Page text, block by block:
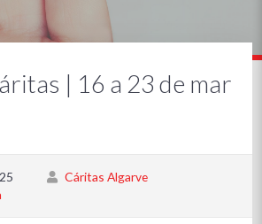
| 16 a 23 de mar
Cáritas Algarve